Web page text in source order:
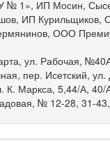
№ 1», ИП Мосин,
ИП Курильщиков,
ООО
ул. Рабочая,
пер. Исетский,
К. Маркса, 5,44/А,
№ 12-28, 31-